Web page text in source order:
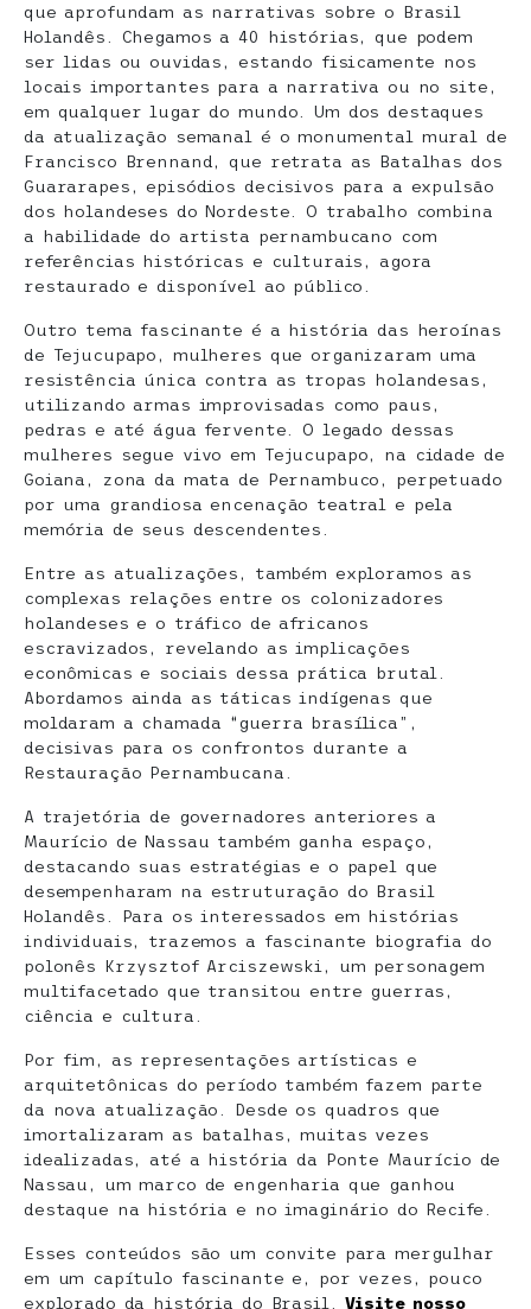
que aprofundam as narrativas sobre o Brasil
Holandês. Chegamos a 40 histórias, que podem
ser lidas ou ouvidas, estando fisicamente nos
locais importantes para a narrativa ou no site,
em qualquer lugar do mundo. Um dos destaques
da atualização semanal é o monumental mural de
Francisco Brennand, que retrata as Batalhas dos
Guararapes, episódios decisivos para a expulsão
dos holandeses do Nordeste. O trabalho combina
a habilidade do artista pernambucano com
referências históricas e culturais, agora
restaurado e disponível ao público.
Outro tema fascinante é a história das heroínas
de Tejucupapo, mulheres que organizaram uma
resistência única contra as tropas holandesas,
utilizando armas improvisadas como paus,
pedras e até água fervente. O legado dessas
mulheres segue vivo em Tejucupapo, na cidade de
Goiana, zona da mata de Pernambuco, perpetuado
por uma grandiosa encenação teatral e pela
memória de seus descendentes.
Entre as atualizações, também exploramos as
complexas relações entre os colonizadores
holandeses e o tráfico de africanos
escravizados, revelando as implicações
econômicas e sociais dessa prática brutal.
Abordamos ainda as táticas indígenas que
moldaram a chamada “guerra brasílica”,
decisivas para os confrontos durante a
Restauração Pernambucana.
A trajetória de governadores anteriores a
Maurício de Nassau também ganha espaço,
destacando suas estratégias e o papel que
desempenharam na estruturação do Brasil
Holandês. Para os interessados em histórias
individuais, trazemos a fascinante biografia do
polonês Krzysztof Arciszewski, um personagem
multifacetado que transitou entre guerras,
ciência e cultura.
Por fim, as representações artísticas e
arquitetônicas do período também fazem parte
da nova atualização. Desde os quadros que
imortalizaram as batalhas, muitas vezes
idealizadas, até a história da Ponte Maurício de
Nassau, um marco de engenharia que ganhou
destaque na história e no imaginário do Recife.
Esses conteúdos são um convite para mergulhar
em um capítulo fascinante e, por vezes, pouco
explorado da história do Brasil.Visite nosso